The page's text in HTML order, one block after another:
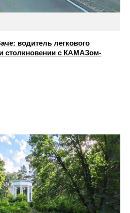
водитель легкового
столкновении с КАМАЗом-